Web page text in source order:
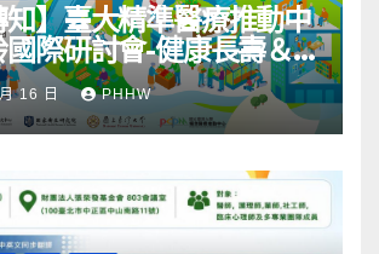
】臺大精準醫療推動中
際研討會-健康長壽＆
」
16 日 PHHW